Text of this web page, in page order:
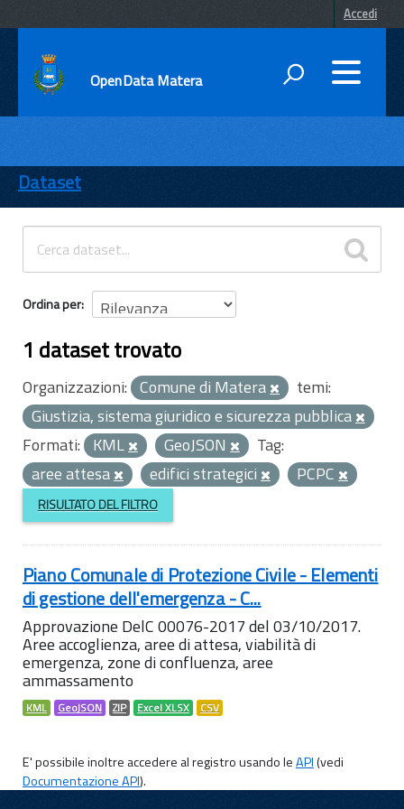
Accedi
OpenData Matera
ENTI
TEMI
INFORMAZIONI
Dataset
Ordina per
1 dataset trovato
Organizzazioni: Comune di Matera
temi:
Giustizia, sistema giuridico e sicurezza pubblica
Formati: KML GeoJSON
Tag:
aree attesa
edifici strategici PCPC
RISULTATO DEL FILTRO
Piano Comunale di Protezione Civile - Elementi
di gestione dell'emergenza - C...
Approvazione DelC 00076-2017 del 03/10/2017.
Aree accoglienza, aree di attesa, viabilità di
emergenza, zone di confluenza, aree
ammassamento
KML GeoJSON ZIP Excel XLSX CSV
E' possibile inoltre accedere al registro usando leAPI(vedi
Documentazione API).